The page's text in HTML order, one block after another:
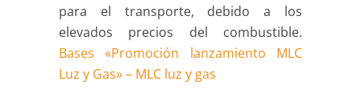
para el transporte, debido a los
elevados precios del combustible.
Bases «Promoción lanzamiento MLC
Luz y Gas» – MLC luz y gas